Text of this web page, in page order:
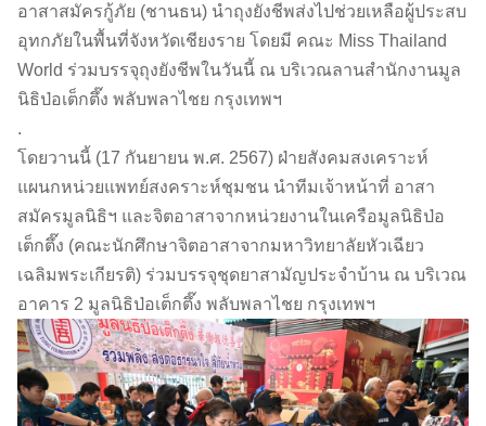
อาสาสมัครกู้ภัย (ชานธน) นำถุงยังชีพส่งไปช่วยเหลือผู้ประสบ
อุทกภัยในพื้นที่จังหวัดเชียงราย โดยมี คณะ Miss Thailand
World ร่วมบรรจุถุงยังชีพในวันนี้ ณ บริเวณลานสำนักงานมูล
นิธิป่อเต็กตึ๊ง พลับพลาไชย กรุงเทพฯ
.
โดยวานนี้ (17 กันยายน พ.ศ. 2567) ฝ่ายสังคมสงเคราะห์
แผนกหน่วยแพทย์สงคราะห์ชุมชน นำทีมเจ้าหน้าที่ อาสา
สมัครมูลนิธิฯ และจิตอาสาจากหน่วยงานในเครือมูลนิธิป่อ
เต็กตึ๊ง (คณะนักศึกษาจิตอาสาจากมหาวิทยาลัยหัวเฉียว
เฉลิมพระเกียรติ) ร่วมบรรจุชุดยาสามัญประจำบ้าน ณ บริเวณ
อาคาร 2 มูลนิธิป่อเต็กตึ๊ง พลับพลาไชย กรุงเทพฯ